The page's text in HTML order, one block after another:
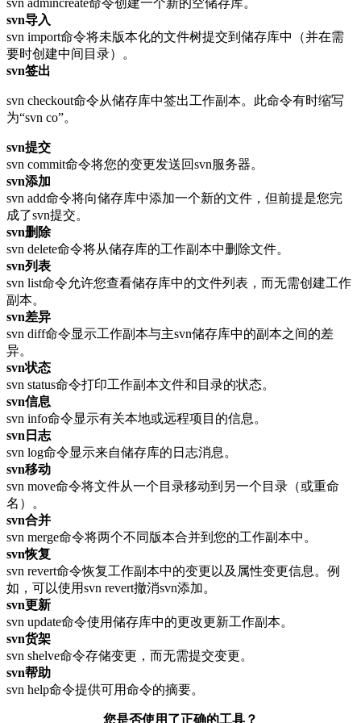
svn admincreate命令创建一个新的空储存库。
svn导入
svn import命令将未版本化的文件树提交到储存库中（并在需
要时创建中间目录）。
svn签出
svn checkout命令从储存库中签出工作副本。此命令有时缩写
为“svn co”。
svn提交
svn commit命令将您的变更发送回svn服务器。
svn添加
svn add命令将向储存库中添加一个新的文件，但前提是您完
成了svn提交。
svn删除
svn delete命令将从储存库的工作副本中删除文件。
svn列表
svn list命令允许您查看储存库中的文件列表，而无需创建工作
副本。
svn差异
svn diff命令显示工作副本与主svn储存库中的副本之间的差
异。
svn状态
svn status命令打印工作副本文件和目录的状态。
svn信息
svn info命令显示有关本地或远程项目的信息。
svn日志
svn log命令显示来自储存库的日志消息。
svn移动
svn move命令将文件从一个目录移动到另一个目录（或重命
名）。
svn合并
svn merge命令将两个不同版本合并到您的工作副本中。
svn恢复
svn revert命令恢复工作副本中的变更以及属性变更信息。例
如，可以使用svn revert撤消svn添加。
svn更新
svn update命令使用储存库中的更改更新工作副本。
svn货架
svn shelve命令存储变更，而无需提交变更。
svn帮助
svn help命令提供可用命令的摘要。
您是否使用了正确的工具？